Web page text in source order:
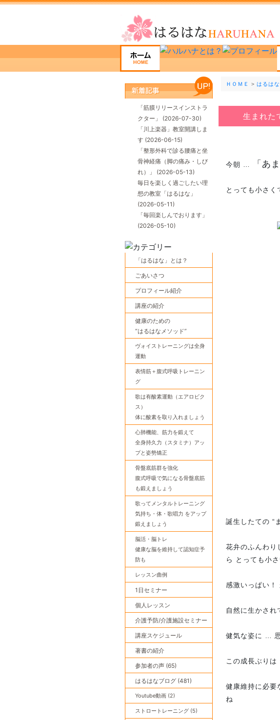
ＨＯＭＥ > はるは
生まれた
今朝 … 「あ
とっても小さく
誕生したての “
花弁のふんわり
ら とっても小
感激いっぱい
自然に生かさ
健気な姿に …
この成長ぶりは
健康維持に必要
ね
「筋膜リリースインストラ
クター」 (2026-07-30)
「川上楽器」教室開講しま
す (2026-06-15)
「整形外科で診る腰痛と坐
骨神経痛（脚の痛み・しび
れ）」 (2026-05-13)
毎日を楽しく過ごしたい理
想の教室「はるはな」
(2026-05-11)
「毎回楽しんでおります」
(2026-05-10)
「はるはな」とは？
ごあいさつ
プロフィール紹介
講座の紹介
健康のための
“はるはなメソッド”
ヴォイストレーニングは全身
運動
表情筋＋腹式呼吸トレーニン
グ
歌は有酸素運動（エアロビク
ス）
体に酸素を取り入れましょう
心肺機能、筋力を鍛えて
全身持久力（スタミナ）アッ
プと姿勢矯正
骨盤底筋群を強化
腹式呼吸で気になる骨盤底筋
も鍛えましょう
歌ってメンタルトレーニング
気持ち・体・歌唱力 をアップ
鍛えましょう
脳活・脳トレ
健康な脳を維持して認知症予
防も
レッスン曲例
1日セミナー
個人レッスン
介護予防/介護施設セミナー
講座スケジュール
著書の紹介
参加者の声 (65)
はるはなブログ (481)
Youtube動画 (2)
ストロートレーニング (5)